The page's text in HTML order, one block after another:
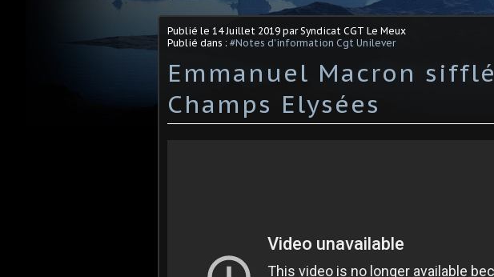
Publié le 14 Juillet 2019 par Syndicat CGT Le Meux
Publié dans : #Notes d'information Cgt Unilever
Emmanuel Macron
Champs Elysées